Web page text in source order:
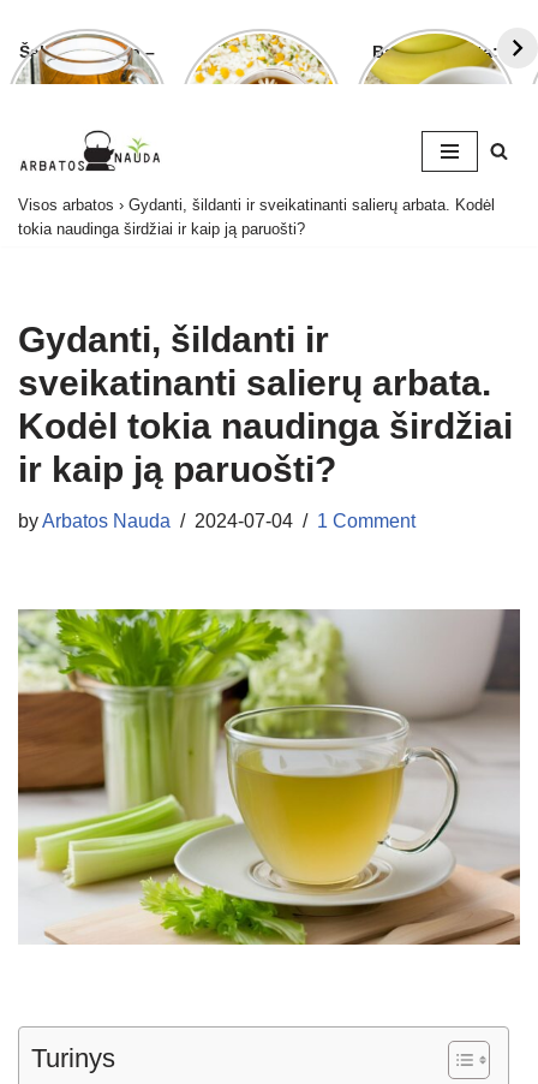
Šalavijo arbata –
ligoms gydyti ir
Ramunėlių
arbata pagelbės
Bananų arbata:
kuo ji naudinga
to
Visos arbatos › Gydanti, šildanti ir sveikatinanti salierų arbata. Kodėl
tokia naudinga širdžiai ir kaip ją paruošti?
Gydanti, šildanti ir
sveikatinanti salierų arbata.
Kodėl tokia naudinga širdžiai
ir kaip ją paruošti?
byArbatos Nauda 2024-07-04 1 Comment
Turinys